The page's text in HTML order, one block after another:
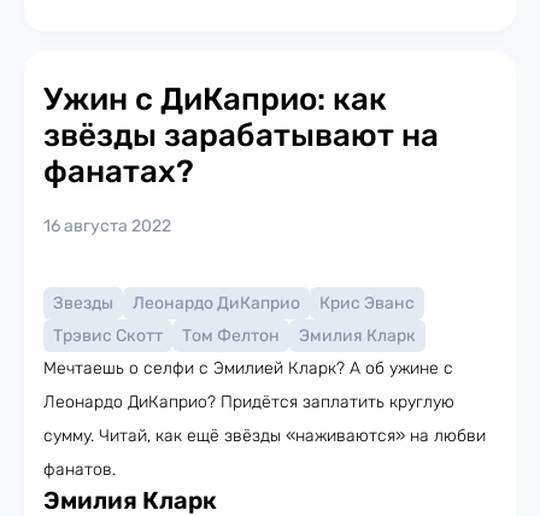
Ужин с ДиКаприо: как
звёзды зарабатывают на
фанатах?
16 августа 2022
Звезды Леонардо ДиКаприо
Крис Эванс
Трэвис Скотт
Том Фелтон
Эмилия Кларк
Мечтаешь о селфи с Эмилией Кларк? А об ужине с
Леонардо ДиКаприо? Придётся заплатить круглую
сумму. Читай, как ещё звёзды «наживаются» на любви
фанатов.
Эмилия Кларк